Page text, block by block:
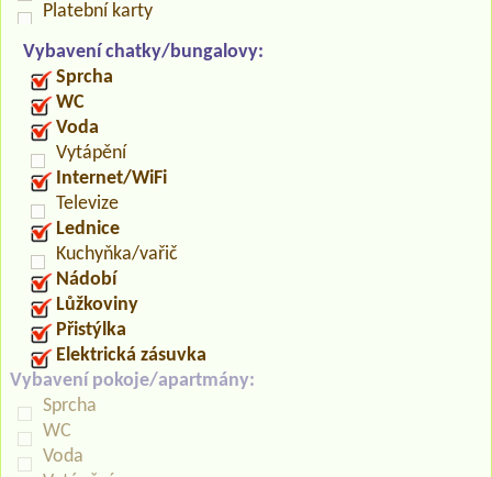
Platební karty
Vybavení chatky/bungalovy:
Sprcha
WC
Voda
Vytápění
Internet/WiFi
Televize
Lednice
Kuchyňka/vařič
Nádobí
Lůžkoviny
Přistýlka
Elektrická zásuvka
Vybavení pokoje/apartmány:
Sprcha
WC
Voda